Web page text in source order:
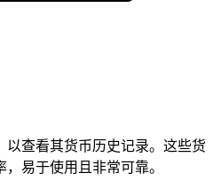
查看其货币历史记录。这些货
易于使用且非常可靠。